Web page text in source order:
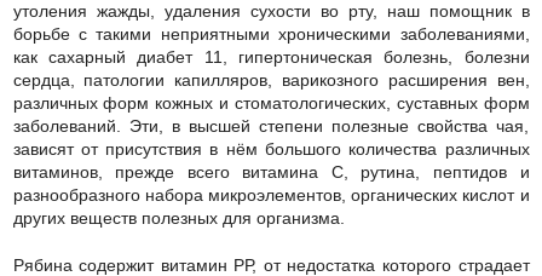
утоления жажды, удаления сухости во рту, наш помощник в
борьбе с такими неприятными хроническими заболеваниями,
как сахарный диабет 11, гипертоническая болезнь, болезни
сердца, патологии капилляров, варикозного расширения вен,
различных форм кожных и стоматологических, суставных форм
заболеваний. Эти, в высшей степени полезные свойства чая,
зависят от присутствия в нём большого количества различных
витаминов, прежде всего витамина С, рутина, пептидов и
разнообразного набора микроэлементов, органических кислот и
других веществ полезных для организма.
Рябина содержит витамин РР, от недостатка которого страдает